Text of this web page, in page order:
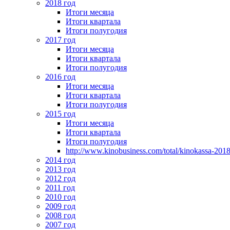
2018 год
Итоги месяца
Итоги квартала
Итоги полугодия
2017 год
Итоги месяца
Итоги квартала
Итоги полугодия
2016 год
Итоги месяца
Итоги квартала
Итоги полугодия
2015 год
Итоги месяца
Итоги квартала
Итоги полугодия
http://www.kinobusiness.com/total/kinokassa-
2014 год
2013 год
2012 год
2011 год
2010 год
2009 год
2008 год
2007 год